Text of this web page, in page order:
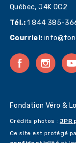
Québec,J4K 0C2
Tél.:1 844 385-
Courriel:
Fondation Véro &
Crédits photos : JPR
Ce site est protégé